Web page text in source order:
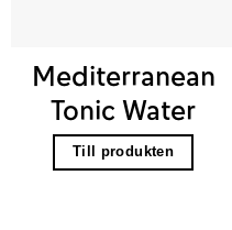
Mediterranean
Tonic Water
Till produkten